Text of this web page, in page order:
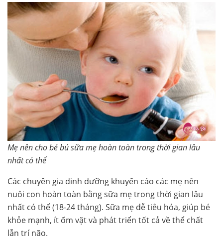
Mẹ nên cho bé bú sữa mẹ hoàn toàn trong thời gian lâu
nhất có thể
Các chuyên gia dinh dưỡng khuyến cáo các mẹ nên
nuôi con hoàn toàn bằng sữa mẹ trong thời gian lâu
nhất có thể (18-24 tháng). Sữa mẹ dễ tiêu hóa, giúp bé
khỏe mạnh, ít ốm vặt và phát triển tốt cả về thể chất
lẫn trí não.